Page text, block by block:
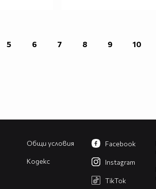
5 6 7 8 9 10
Общи условия
Кодекс
Facebook
Instagram
TikTok